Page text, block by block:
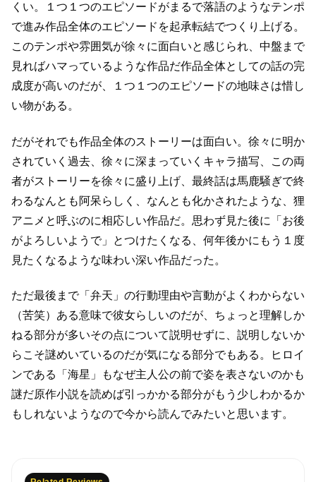
くい。
１つ１つのエピソードがまるで落語のようなテンポ
で進み作品全体のエピソードを起承転結でつくり上げる。
このテンポや雰囲気が徐々に面白いと感じられ、中盤まで
見ればハマっているような作品だ作品全体としての話の完
成度が高いのだが、１つ１つのエピソードの地味さは惜し
い物がある。
だがそれでも作品全体のストーリーは面白い。 徐々に明か
されていく過去、徐々に深まっていくキャラ描写、
この両
者がストーリーを徐々に盛り上げ、最終話は馬鹿騒ぎで終
わるなんとも阿呆らしく、なんとも化かされたような、狸
アニメと呼ぶのに相応しい作品だ。 思わず見た後に「お後
がよろしいようで」とつけたくなる、 何年後かにもう１度
見たくなるような味わい深い作品だった。
ただ最後まで「弁天」の行動理由や言動がよくわからない
（苦笑） ある意味で彼女らしいのだが、ちょっと理解しか
ねる部分が多いその点について説明せずに、説明しないか
らこそ謎めいているのだが気になる部分でもある。
ヒロイ
ンである「海星」もなぜ主人公の前で姿を表さないのかも
謎だ原作小説を読めば引っかかる部分がもう少しわかるか
もしれないようなので今から読んでみたいと思います。